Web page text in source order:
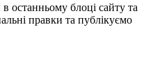
блоці сайту та
правки та публікуємо